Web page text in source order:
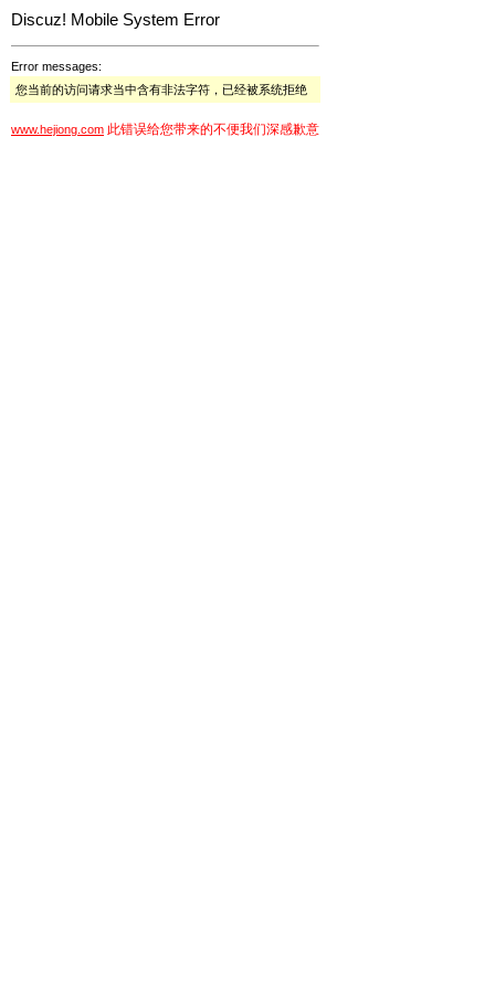
Discuz! Mobile System Error
Error messages:
您当前的访问请求当中含有非法字符，已经被系统拒绝
www.hejiong.com 此错误给您带来的不便我们深感歉意